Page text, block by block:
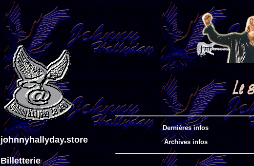
Derniéres infos
Archives infos
johnnyhallyday.store
Billetterie